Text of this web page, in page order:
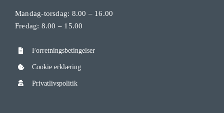
Mandag-torsdag: 8.00 – 16.00
Fredag: 8.00 – 15.00
Forretningsbetingelser
Cookie erklæring
Privatlivspolitik